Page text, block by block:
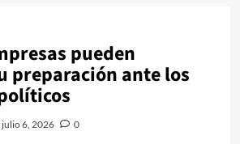
pueden
preparación ante los
julio 6, 2026 0